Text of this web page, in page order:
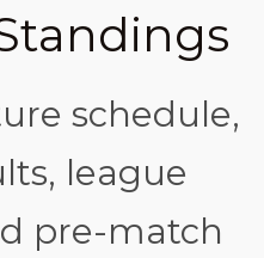
schedule,
league
pre-match